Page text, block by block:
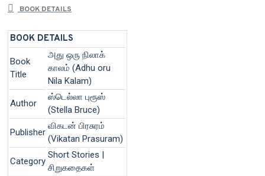
BOOK DETAILS
BOOK DETAILS
Book
Title
அது ஒரு நிலாக்
காலம் (Adhu oru
Nila Kalam)
Author
ஸ்டெல்லா புரூஸ்
(Stella Bruce)
Publisher
விகடன் பிரசுரம்
(Vikatan Prasuram)
Category
Short Stories |
சிறுகதைகள்